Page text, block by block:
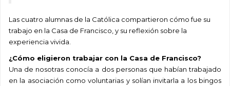
Las cuatro alumnas de la Católica compartieron cómo fue su
trabajo en la Casa de Francisco, y su reflexión sobre la
experiencia vivida.
¿Cómo eligieron trabajar con la Casa de Francisco?
Una de nosotras conocía a dos personas que habían trabajado
en la asociación como voluntarias y solían invitarla a los bingos